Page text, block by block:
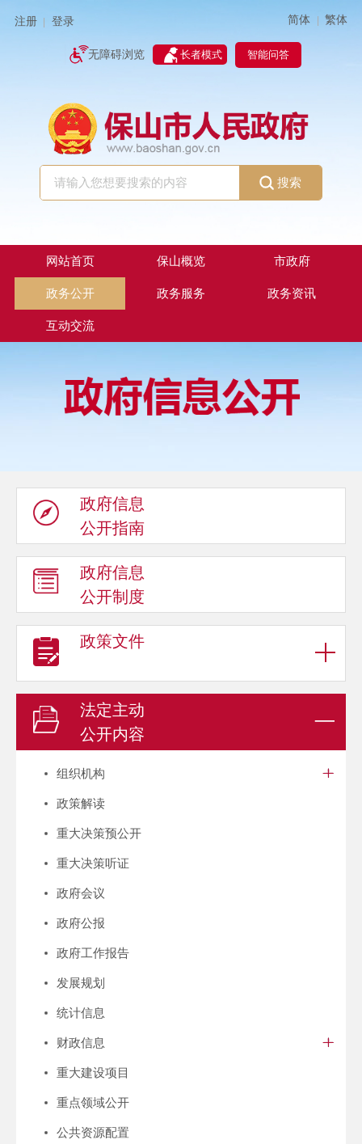
注册 登录 简体 | 繁体
无障碍浏览 长者模式 智能问答
搜索
网站首页 保山概览 市政府
政务公开 政务服务 政务资讯
互动交流
政府信息
公开指南
政府信息
公开制度
政策文件
法定主动
公开内容
组织机构
政策解读
重大决策预公开
重大决策听证
政府会议
政府公报
政府工作报告
发展规划
统计信息
财政信息
重大建设项目
重点领域公开
公共资源配置